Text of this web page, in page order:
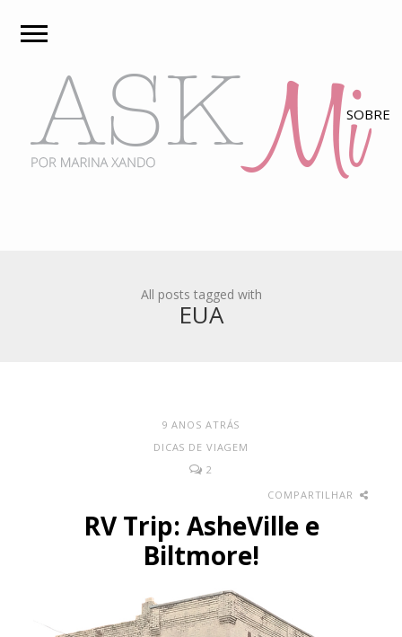
All posts tagged with
EUA
9 ANOS ATRÁS
DICAS DE VIAGEM
2
COMPARTILHAR
RV Trip: AsheVille e
Biltmore!